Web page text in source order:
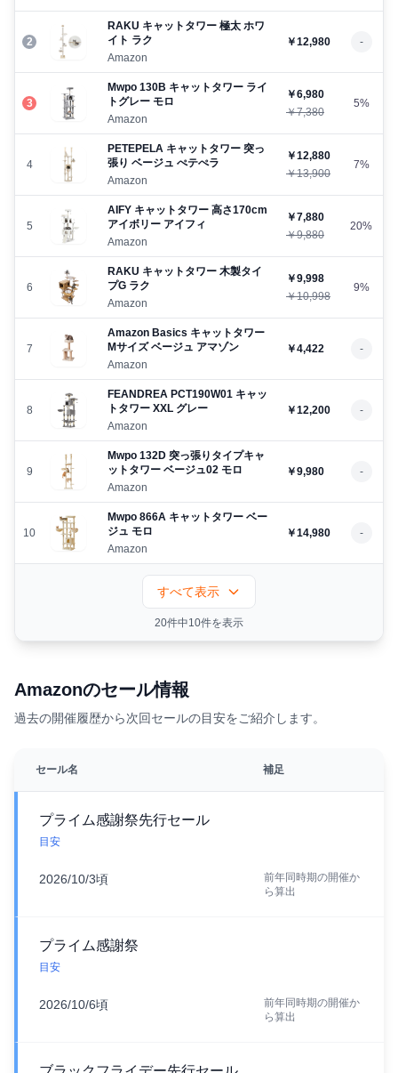
2
RAKU キャットタワー 極太 ホワ
イト ラク
Amazon
￥12,980 -
3
Mwpo 130B キャットタワー ライ
トグレー モロ
Amazon
￥6,980
￥7,380
5%
4
PETEPELA キャットタワー 突っ
張り ベージュ ぺテぺラ
Amazon
￥12,880
￥13,900
7%
5
AIFY キャットタワー 高さ170cm
アイボリー アイフィ
Amazon
￥7,880
￥9,880
20%
6
RAKU キャットタワー 木製タイ
プG ラク
Amazon
￥9,998
￥10,998
9%
7
Amazon Basics キャットタワー
Mサイズ ベージュ アマゾン
Amazon
￥4,422 -
8
FEANDREA PCT190W01 キャッ
トタワー XXL グレー
Amazon
￥12,200 -
9
Mwpo 132D 突っ張りタイプキャ
ットタワー ベージュ02 モロ
Amazon
￥9,980 -
10
Mwpo 866A キャットタワー ベー
ジュ モロ
Amazon
￥14,980 -
すべて表示
20件中10件を表示
Amazonのセール情報
過去の開催履歴から次回セールの目安をご紹介します。
セール名 補足
プライム感謝祭先行セール
目安
2026/10/3頃
前年同時期の開催か
ら算出
プライム感謝祭
目安
2026/10/6頃
前年同時期の開催か
ら算出